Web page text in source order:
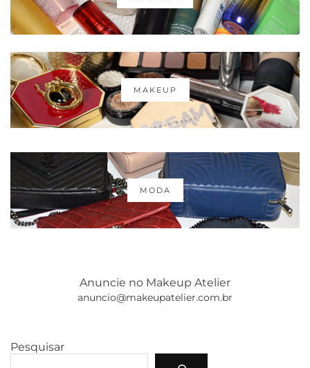
MAKEUP
MODA
Anuncie no Makeup Atelier
anuncio@makeupatelier.com.br
Pesquisar